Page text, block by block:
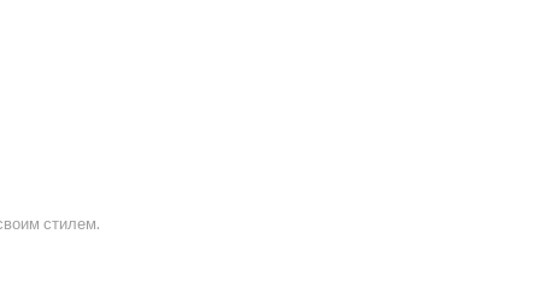
стилем.